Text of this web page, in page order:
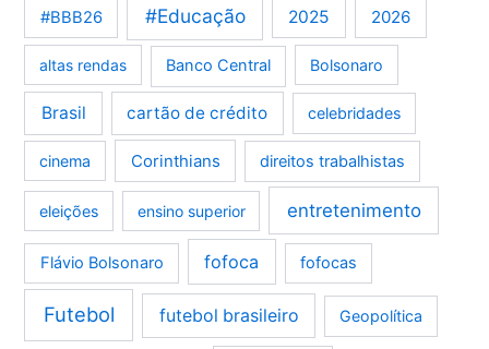
#BBB26 #Educação 2025 2026
altas rendas Banco Central Bolsonaro
Brasil cartão de crédito celebridades
cinema Corinthians direitos trabalhistas
eleições ensino superior entretenimento
Flávio Bolsonaro fofoca fofocas
Futebol futebol brasileiro Geopolítica